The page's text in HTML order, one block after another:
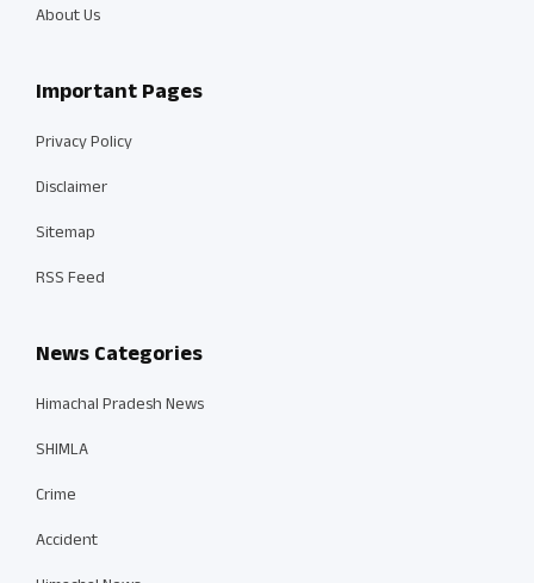
About Us
Important Pages
Privacy Policy
Disclaimer
Sitemap
RSS Feed
News Categories
Himachal Pradesh News
SHIMLA
Crime
Accident